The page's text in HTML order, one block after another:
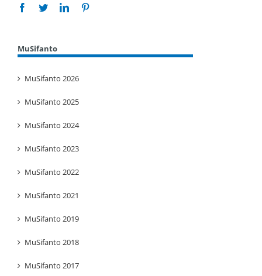
Facebook
TwitterLinkedin
MuSifanto
MuSifanto 2026
MuSifanto 2025
MuSifanto 2024
MuSifanto 2023
MuSifanto 2022
MuSifanto 2021
MuSifanto 2019
MuSifanto 2018
MuSifanto 2017